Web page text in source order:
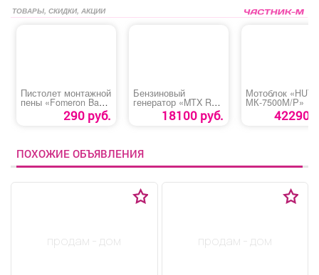
ТОВАРЫ, СКИДКИ, АКЦИИ
Пистолет монтажной
пены «Fomeron Basic
290 руб.
Бензиновый
генератор «MTX RS-
3500» 18100 руб.
Мотоблок
МК-7500М/Р»
42290
ПОХОЖИЕ ОБЪЯВЛЕНИЯ
продам - дом продам - дом